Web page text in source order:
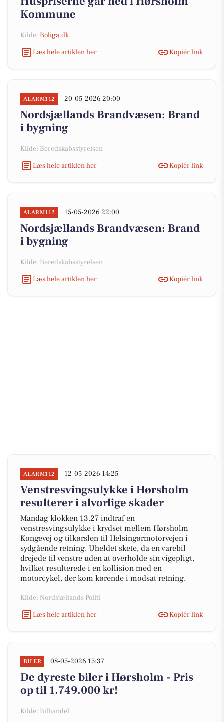
Kommune
Kilde: Boliga.dk
Læs hele artiklen her
Kopiér link
ALARM112 20-05-2026 20:00
Nordsjællands Brandvæsen: Brand
i bygning
Kilde: Beredskabsstyrelsen
Læs hele artiklen her
Kopiér link
ALARM112 15-05-2026 22:00
Nordsjællands Brandvæsen: Brand
i bygning
Kilde: Beredskabsstyrelsen
Læs hele artiklen her
Kopiér link
ALARM112 12-05-2026 14:25
Venstresvingsulykke i Hørsholm
resulterer i alvorlige skader
Mandag klokken 13.27 indtraf en
venstresvingsulykke i krydset mellem Hørsholm
Kongevej og tilkørslen til Helsingørmotorvejen i
sydgående retning. Uheldet skete, da en varebil
drejede til venstre uden at overholde sin vigepligt,
hvilket resulterede i en kollision med en
motorcykel, der kom kørende i modsat retning.
Kilde: Nordsjællands Politi
Læs hele artiklen her
Kopiér link
BILER 08-05-2026 15:37
De dyreste biler i Hørsholm - Pris
op til 1.749.000 kr!
Kilde: Bilhandel